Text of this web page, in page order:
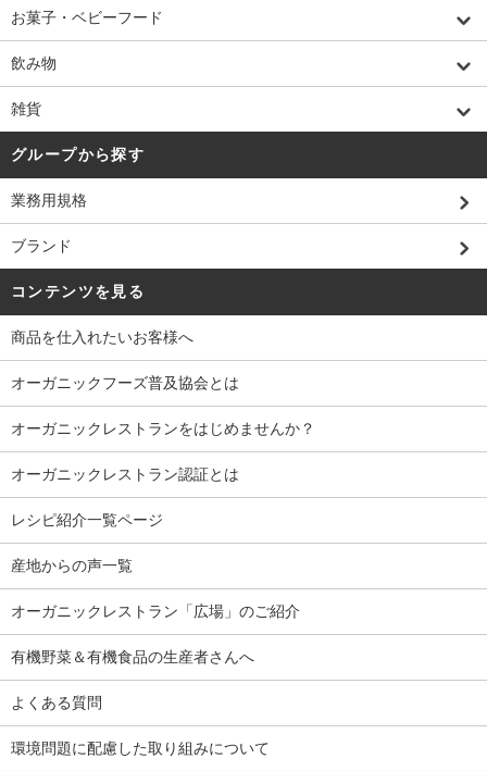
お菓子・ベビーフード
飲み物
雑貨
グループから探す
業務用規格
ブランド
コンテンツを見る
商品を仕入れたいお客様へ
オーガニックフーズ普及協会とは
オーガニックレストランをはじめませんか？
オーガニックレストラン認証とは
レシピ紹介一覧ページ
産地からの声一覧
オーガニックレストラン「広場」のご紹介
有機野菜＆有機食品の生産者さんへ
よくある質問
環境問題に配慮した取り組みについて